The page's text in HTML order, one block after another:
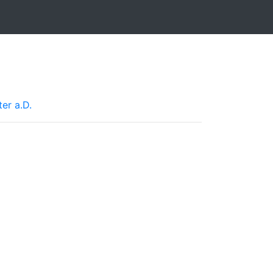
a.D.